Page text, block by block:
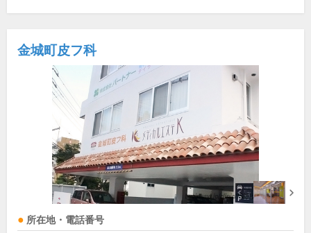
金城町皮フ科
所在地・電話番号